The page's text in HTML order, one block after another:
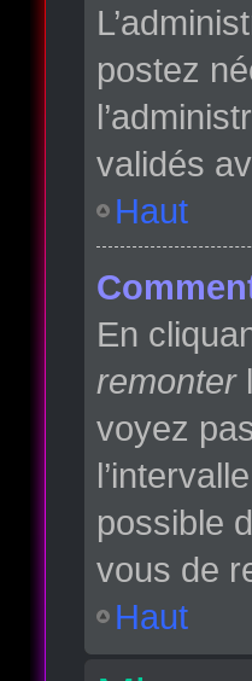
postez
validés
Haut
En
remonter
voyez
possible
vous de
Haut